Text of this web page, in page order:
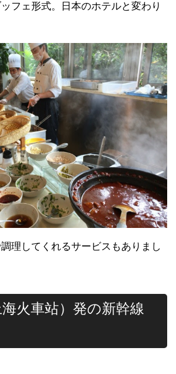
フェ形式。日本のホテルと変わり
理してくれるサービスもありまし
海火車站）発の新幹線